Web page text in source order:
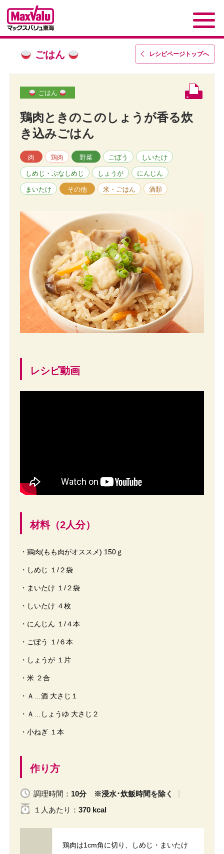
レシピページトップへ
ごはん
ごはん
鶏肉ときのこのしょうが香る炊
き込みごはん
肉 鶏肉 野菜 ごぼう しいたけ
しめじ・ぶなしめじ しょうが にんじん
まいたけ その他 米・ごはん 酒類
レシピ動画
材料（2人分）
・鶏肉(もも肉がオススメ) 150ｇ
・しめじ １/２袋
・まいたけ １/２袋
・しいたけ ４枚
・にんじん １/４本
・ごぼう １/６本
・しょうが １片
・米 ２合
・Ａ…酒 大さじ１
・Ａ…しょうゆ 大さじ２
・小ねぎ １本
作り方
調理時間： 10分 ※浸水･炊飯時間を除く
１人 あたり ： 370 kcal
鶏肉は1cm角に切り、しめじ・まいたけ